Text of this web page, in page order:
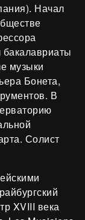
Начал
бакалавриаты
музыки
Бонета,
В
Солист
XVIII века